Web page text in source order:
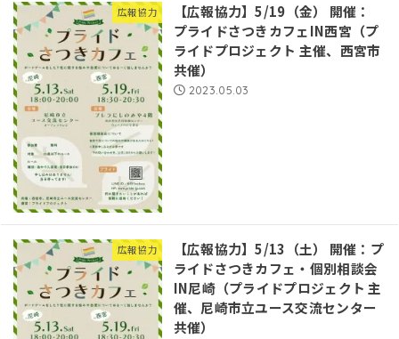
広報協力
【広報協力】5/19（金） 開催：
プライドさつきカフェIN西宮（プ
ライドプロジェクト 主催、西宮市
共催）
2023.05.03
広報協力
【広報協力】5/13（土） 開催：プ
ライドさつきカフェ・個別相談会
IN尼崎（プライドプロジェクト 主
催、尼崎市立ユース交流センター
共催）